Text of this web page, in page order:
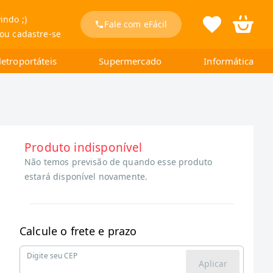
;)
cadastre-se
Fale com eFácil
Supermercado Informática
Produto indisponível
Não temos previsão de quando esse produto
estará disponível novamente.
Calcule o frete e prazo
Digite seu CEP
Aplicar